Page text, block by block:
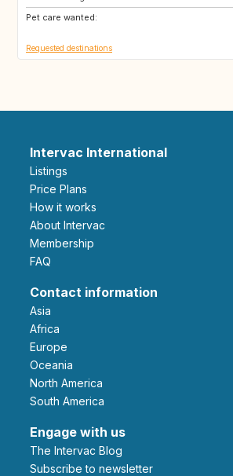
Pet care wanted:
AR
Requested destinations
Intervac International
Listings
Price Plans
How it works
About Intervac
Membership
FAQ
Contact information
Asia
Africa
Europe
Oceania
North America
South America
Engage with us
The Intervac Blog
Subscribe to newsletter